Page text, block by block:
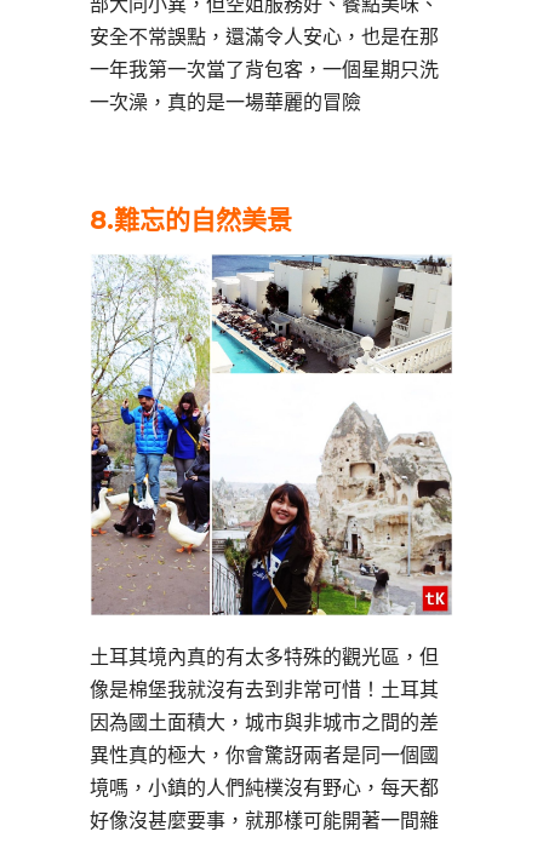
安全不常誤點，還滿令人安心，也是在那
一年我第一次當了背包客，一個星期只洗
一次澡，真的是一場華麗的冒險
8.難忘的自然美景
土耳其境內真的有太多特殊的觀光區，但
像是棉堡我就沒有去到非常可惜！土耳其
因為國土面積大，城市與非城市之間的差
異性真的極大，你會驚訝兩者是同一個國
境嗎，小鎮的人們純樸沒有野心，每天都
好像沒甚麼要事，就那樣可能開著一間雜